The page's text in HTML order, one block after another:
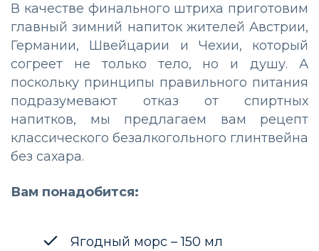
В качестве финального штриха приготовим
главный зимний напиток жителей Австрии,
Германии, Швейцарии и Чехии, который
согреет не только тело, но и душу. А
поскольку принципы правильного питания
подразумевают отказ от спиртных
напитков, мы предлагаем вам рецепт
классического безалкогольного глинтвейна
без сахара.
Вам понадобится:
Ягодный морс – 150 мл